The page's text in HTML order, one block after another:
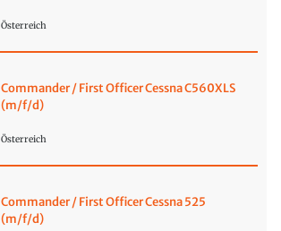
Österreich
Commander / First Officer Cessna C560XLS
(m/f/d)
Österreich
Commander / First Officer Cessna 525
(m/f/d)